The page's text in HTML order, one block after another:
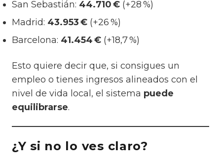
San Sebastián: 44.710 € (+28 %)
Madrid: 43.953 € (+26 %)
Barcelona: 41.454 € (+18,7 %)
Esto quiere decir que, si consigues un
empleo o tienes ingresos alineados con el
nivel de vida local, el sistema puede
equilibrarse.
¿Y si no lo ves claro?